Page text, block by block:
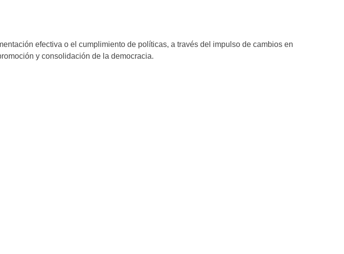
efectiva o el cumplimiento de políticas, a través del impulso de cambios en
y consolidación de la democracia.